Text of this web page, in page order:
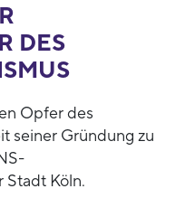
DES
Opfer des
seiner Gründung zu
Stadt Köln.